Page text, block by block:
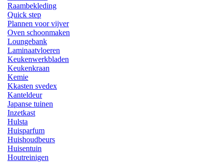
Raambekleding
Quick step
Plannen voor vijver
Oven schoonmaken
Loungebank
Laminaatvloeren
Keukenwerkbladen
Keukenkraan
Kemie
Kkasten svedex
Kanteldeur
Japanse tuinen
Inzetkast
Hulsta
Huisparfum
Huishoudbeurs
Huisentuin
Houtreinigen